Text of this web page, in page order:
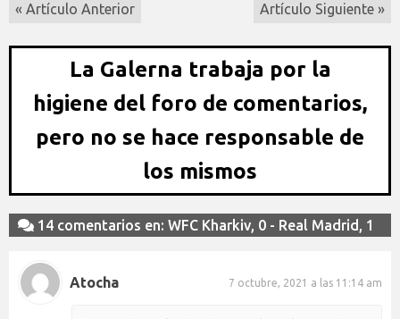
« Artículo Anterior Artículo Siguiente »
La Galerna trabaja por la
higiene del foro de comentarios,
pero no se hace responsable de
los mismos
14 comentarios en: WFC Kharkiv, 0 - Real Madrid, 1
Atocha 7 octubre, 2021 a las 11:14 am